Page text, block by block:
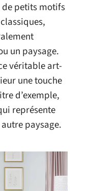
de petits motifs
un paysage.
véritable art-
une touche
d’exemple,
représente
paysage.